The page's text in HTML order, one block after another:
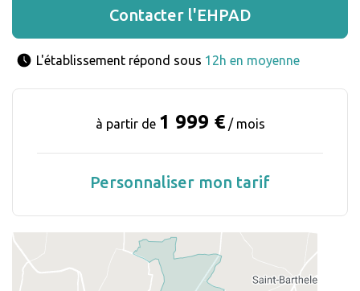
Contacter l'EHPAD
L'établissement répond sous 12h en moyenne
à partir de 1 999 €/ mois
Personnaliser mon tarif